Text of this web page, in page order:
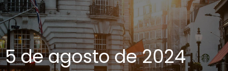
5 de agosto de 2024